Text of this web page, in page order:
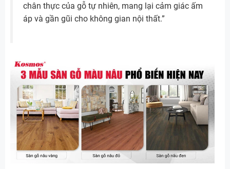
chân thực của gỗ tự nhiên, mang lại cảm giác ấm
áp và gần gũi cho không gian nội thất.”